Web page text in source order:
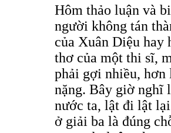
Hôm thảo luận và
người không tán
của Xuân Diệu hay
thơ của một thi sĩ,
phải gợi nhiều, hơn
nặng. Bây giờ nghĩ
nước ta, lật đi lật
ở giải ba là đúng